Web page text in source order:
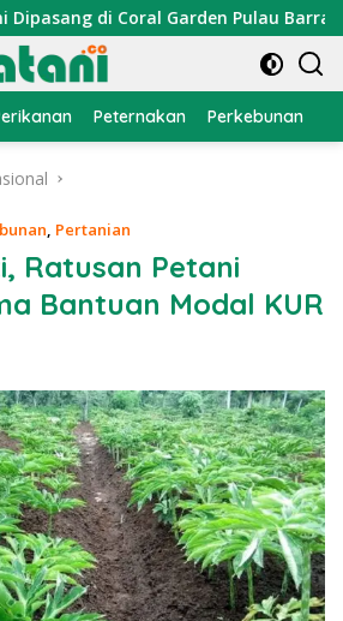
di Coral Garden Pulau Barrang Caddi
Peternakan Perkebunan
, Pertanian
Ratusan Petani
Bantuan Modal KUR